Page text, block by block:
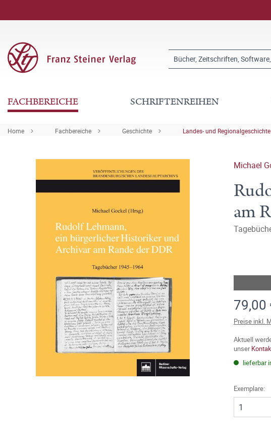
FACHBEREICHE SCHRIFTENREIHEN
Home Fachbereiche Geschichte Landes- und Regionalgeschichte
Michael
am
79,00
Preise inkl.
Aktuell
unser
lieferbar
Exemplare: